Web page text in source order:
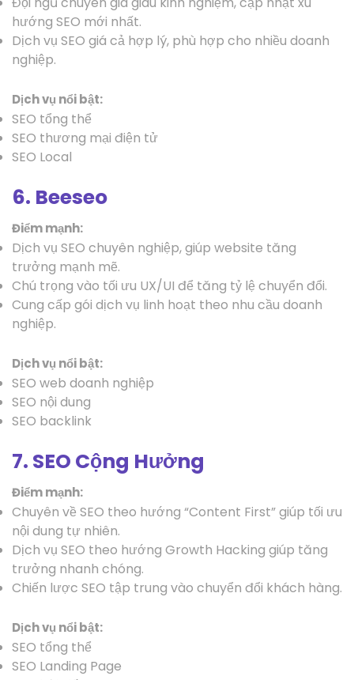
hướng SEO mới nhất.
Dịch vụ SEO giá cả hợp lý, phù hợp cho nhiều doanh
nghiệp.
Dịch vụ nổi bật:
SEO tổng thể
SEO thương mại điện tử
SEO Local
6. Beeseo
Điểm mạnh:
Dịch vụ SEO chuyên nghiệp, giúp website tăng
trưởng mạnh mẽ.
Chú trọng vào tối ưu UX/UI để tăng tỷ lệ chuyển đổi.
Cung cấp gói dịch vụ linh hoạt theo nhu cầu doanh
nghiệp.
Dịch vụ nổi bật:
SEO web doanh nghiệp
SEO nội dung
SEO backlink
7. SEO Cộng Hưởng
Điểm mạnh:
Chuyên về SEO theo hướng “Content First” giúp tối ưu
nội dung tự nhiên.
Dịch vụ SEO theo hướng Growth Hacking giúp tăng
trưởng nhanh chóng.
Chiến lược SEO tập trung vào chuyển đổi khách hàng.
Dịch vụ nổi bật:
SEO tổng thể
SEO Landing Page